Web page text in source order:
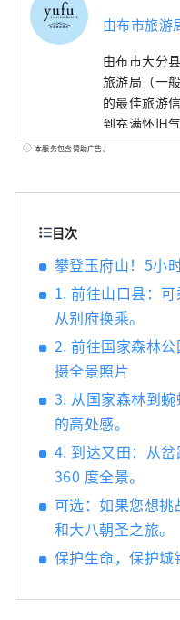
由布市旅游
由布市大分
旅游局（一
的最佳旅游信息。 从令人向往的
到充满怀旧
怡的冢原塚
本服务包含赞助广告。
目次
攀登玉府山！5小
1. 前往山口县：
从别府换乘。
2. 前往国家森林
摄全景照片
3. 从国家森林到
的高处感。
4. 到达又田：从
360 度全景。
可选：如果您想
和大八朝圣之旅。
保护生命，保护城